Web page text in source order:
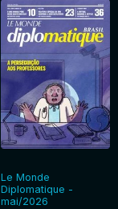
Le Monde
Diplomatique -
mai/2026